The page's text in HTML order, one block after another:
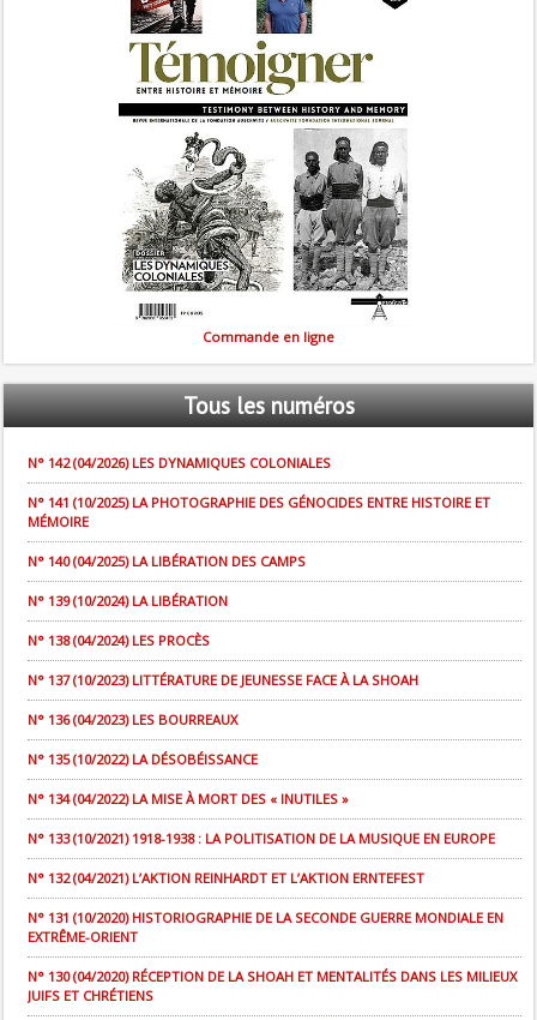
Commande en ligne
Tousles numéros
N° 142 (04/2026) LES DYNAMIQUES COLONIALES
N° 141 (10/2025) LA PHOTOGRAPHIE DES GÉNOCIDES ENTRE HISTOIRE ET
MÉMOIRE
N° 140 (04/2025) LA LIBÉRATION DES CAMPS
N° 139 (10/2024) LA LIBÉRATION
N° 138 (04/2024) LES PROCÈS
N° 137 (10/2023) LITTÉRATURE DE JEUNESSE FACE À LA SHOAH
N° 136 (04/2023) LES BOURREAUX
N° 135 (10/2022) LA DÉSOBÉISSANCE
N° 134 (04/2022) LA MISE À MORT DES « INUTILES »
N° 133 (10/2021) 1918-1938 : LA POLITISATION DE LA MUSIQUE EN EUROPE
N° 132 (04/2021) L’AKTION REINHARDT ET L’AKTION ERNTEFEST
N° 131 (10/2020) HISTORIOGRAPHIE DE LA SECONDE GUERRE MONDIALE EN
EXTRÊME-ORIENT
N° 130 (04/2020) RÉCEPTION DE LA SHOAH ET MENTALITÉS DANS LES MILIEUX
JUIFS ET CHRÉTIENS